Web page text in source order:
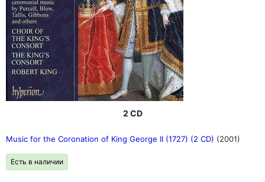
2 CD
Music for the Coronation of King George II (1727) (2 CD) (2001)
Есть в наличии